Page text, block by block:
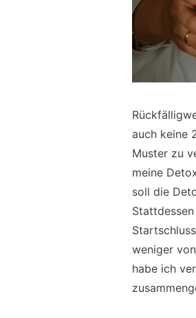
auch keine
Muster zu
meine
soll die
weniger
habe ich